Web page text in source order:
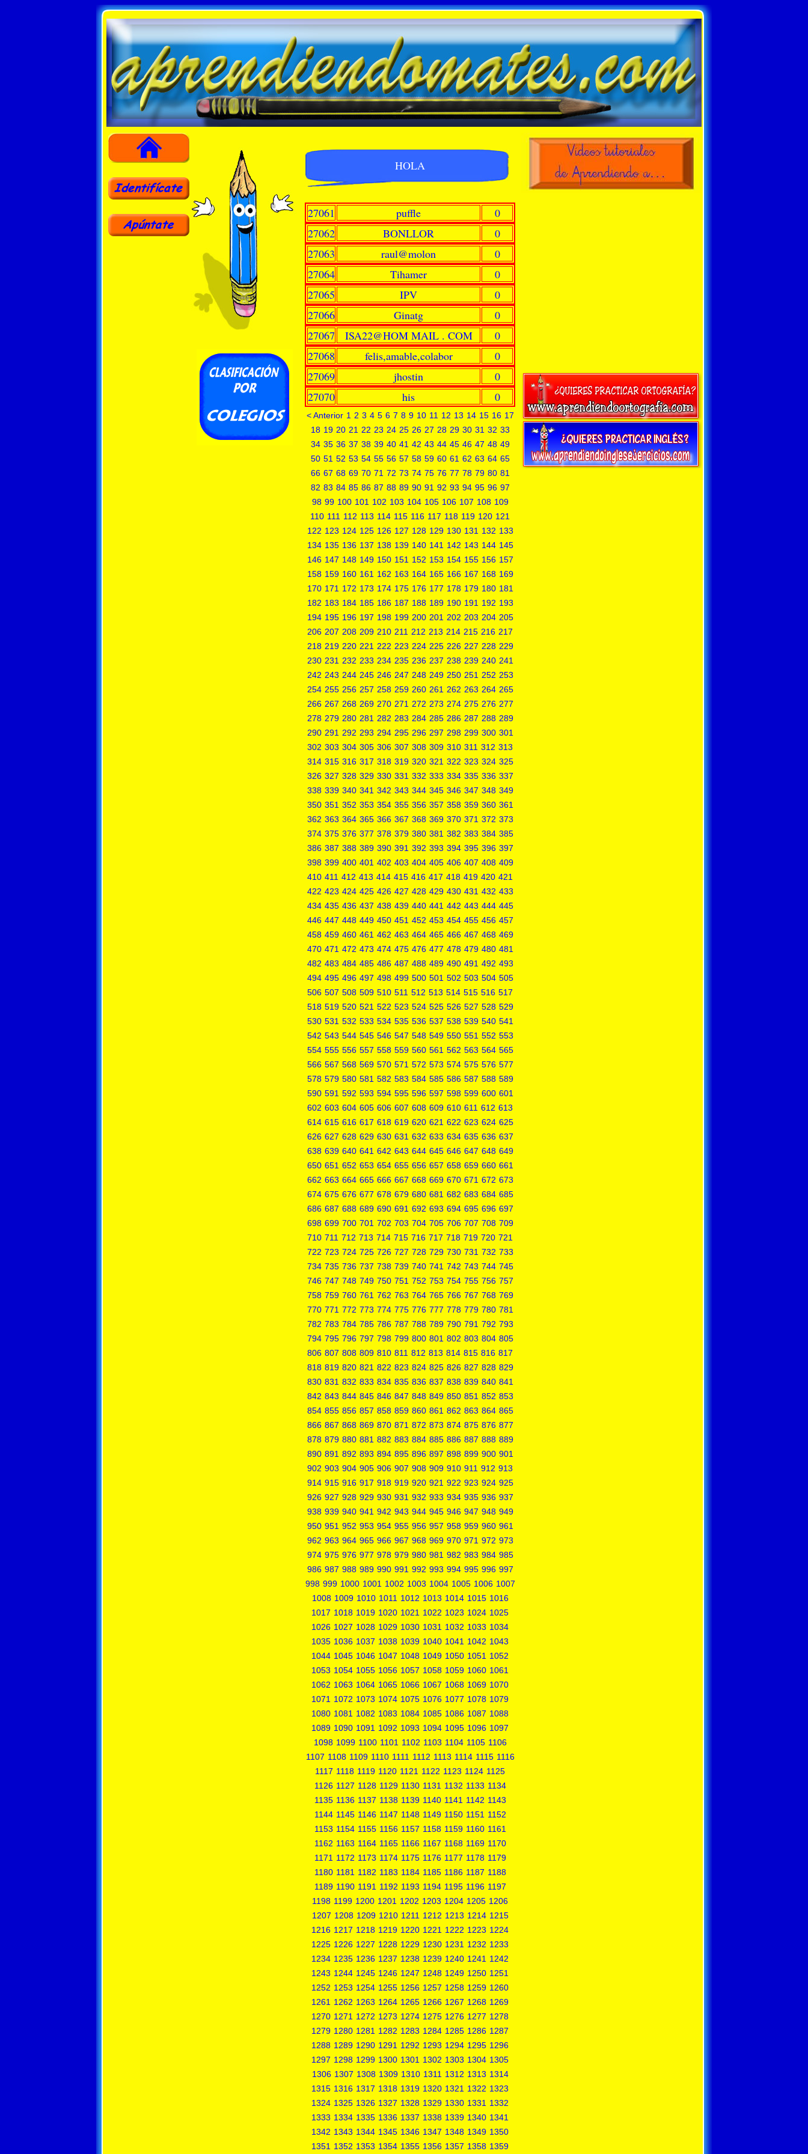
HOLA
27061 puffle
0
27062
BONLLOR
0
27063
raul@molon
0
27064
Tihamer
0
27065
IPV
0
27066
Ginatg
0
27067
ISA22@HOM MAIL . COM
0
27068
felis,amable,colabor
0
27069
jhostin
0
27070
his 0
< Anterior 1 2 3 4 5 6 7 8 9 10 11 12 13 14 15 16 17
18 19 20 21 22 23 24 25 26 27 28 29 30 31 32 33
34 35 36 37 38 39 40 41 42 43 44 45 46 47 48 49
50 51 52 53 54 55 56 57 58 59 60 61 62 63 64 65
66 67 68 69 70 71 72 73 74 75 76 77 78 79 80 81
82 83 84 85 86 87 88 89 90 91 92 93 94 95 96 97
98 99 100 101 102 103 104 105 106 107 108 109
110 111 112 113 114 115 116 117 118 119 120 121
122 123 124 125 126 127 128 129 130 131 132 133
134 135 136 137 138 139 140 141 142 143 144 145
146 147 148 149 150 151 152 153 154 155 156 157
158 159 160 161 162 163 164 165 166 167 168 169
170 171 172 173 174 175 176 177 178 179 180 181
182 183 184 185 186 187 188 189 190 191 192 193
194 195 196 197 198 199 200 201 202 203 204 205
206 207 208 209 210 211 212 213 214 215 216 217
218 219 220 221 222 223 224 225 226 227 228 229
230 231 232 233 234 235 236 237 238 239 240 241
242 243 244 245 246 247 248 249 250 251 252 253
254 255 256 257 258 259 260 261 262 263 264 265
266 267 268 269 270 271 272 273 274 275 276 277
278 279 280 281 282 283 284 285 286 287 288 289
290 291 292 293 294 295 296 297 298 299 300 301
302 303 304 305 306 307 308 309 310 311 312 313
314 315 316 317 318 319 320 321 322 323 324 325
326 327 328 329 330 331 332 333 334 335 336 337
338 339 340 341 342 343 344 345 346 347 348 349
350 351 352 353 354 355 356 357 358 359 360 361
362 363 364 365 366 367 368 369 370 371 372 373
374 375 376 377 378 379 380 381 382 383 384 385
386 387 388 389 390 391 392 393 394 395 396 397
398 399 400 401 402 403 404 405 406 407 408 409
410 411 412 413 414 415 416 417 418 419 420 421
422 423 424 425 426 427 428 429 430 431 432 433
434 435 436 437 438 439 440 441 442 443 444 445
446 447 448 449 450 451 452 453 454 455 456 457
458 459 460 461 462 463 464 465 466 467 468 469
470 471 472 473 474 475 476 477 478 479 480 481
482 483 484 485 486 487 488 489 490 491 492 493
494 495 496 497 498 499 500 501 502 503 504 505
506 507 508 509 510 511 512 513 514 515 516 517
518 519 520 521 522 523 524 525 526 527 528 529
530 531 532 533 534 535 536 537 538 539 540 541
542 543 544 545 546 547 548 549 550 551 552 553
554 555 556 557 558 559 560 561 562 563 564 565
566 567 568 569 570 571 572 573 574 575 576 577
578 579 580 581 582 583 584 585 586 587 588 589
590 591 592 593 594 595 596 597 598 599 600 601
602 603 604 605 606 607 608 609 610 611 612 613
614 615 616 617 618 619 620 621 622 623 624 625
626 627 628 629 630 631 632 633 634 635 636 637
638 639 640 641 642 643 644 645 646 647 648 649
650 651 652 653 654 655 656 657 658 659 660 661
662 663 664 665 666 667 668 669 670 671 672 673
674 675 676 677 678 679 680 681 682 683 684 685
686 687 688 689 690 691 692 693 694 695 696 697
698 699 700 701 702 703 704 705 706 707 708 709
710 711 712 713 714 715 716 717 718 719 720 721
722 723 724 725 726 727 728 729 730 731 732 733
734 735 736 737 738 739 740 741 742 743 744 745
746 747 748 749 750 751 752 753 754 755 756 757
758 759 760 761 762 763 764 765 766 767 768 769
770 771 772 773 774 775 776 777 778 779 780 781
782 783 784 785 786 787 788 789 790 791 792 793
794 795 796 797 798 799 800 801 802 803 804 805
806 807 808 809 810 811 812 813 814 815 816 817
818 819 820 821 822 823 824 825 826 827 828 829
830 831 832 833 834 835 836 837 838 839 840 841
842 843 844 845 846 847 848 849 850 851 852 853
854 855 856 857 858 859 860 861 862 863 864 865
866 867 868 869 870 871 872 873 874 875 876 877
878 879 880 881 882 883 884 885 886 887 888 889
890 891 892 893 894 895 896 897 898 899 900 901
902 903 904 905 906 907 908 909 910 911 912 913
914 915 916 917 918 919 920 921 922 923 924 925
926 927 928 929 930 931 932 933 934 935 936 937
938 939 940 941 942 943 944 945 946 947 948 949
950 951 952 953 954 955 956 957 958 959 960 961
962 963 964 965 966 967 968 969 970 971 972 973
974 975 976 977 978 979 980 981 982 983 984 985
986 987 988 989 990 991 992 993 994 995 996 997
998 999 1000 1001 1002 1003 1004 1005 1006 1007
1008 1009 1010 1011 1012 1013 1014 1015 1016
1017 1018 1019 1020 1021 1022 1023 1024 1025
1026 1027 1028 1029 1030 1031 1032 1033 1034
1035 1036 1037 1038 1039 1040 1041 1042 1043
1044 1045 1046 1047 1048 1049 1050 1051 1052
1053 1054 1055 1056 1057 1058 1059 1060 1061
1062 1063 1064 1065 1066 1067 1068 1069 1070
1071 1072 1073 1074 1075 1076 1077 1078 1079
1080 1081 1082 1083 1084 1085 1086 1087 1088
1089 1090 1091 1092 1093 1094 1095 1096 1097
1098 1099 1100 1101 1102 1103 1104 1105 1106
1107 1108 1109 1110 1111 1112 1113 1114 1115 1116
1117 1118 1119 1120 1121 1122 1123 1124 1125
1126 1127 1128 1129 1130 1131 1132 1133 1134
1135 1136 1137 1138 1139 1140 1141 1142 1143
1144 1145 1146 1147 1148 1149 1150 1151 1152
1153 1154 1155 1156 1157 1158 1159 1160 1161
1162 1163 1164 1165 1166 1167 1168 1169 1170
1171 1172 1173 1174 1175 1176 1177 1178 1179
1180 1181 1182 1183 1184 1185 1186 1187 1188
1189 1190 1191 1192 1193 1194 1195 1196 1197
1198 1199 1200 1201 1202 1203 1204 1205 1206
1207 1208 1209 1210 1211 1212 1213 1214 1215
1216 1217 1218 1219 1220 1221 1222 1223 1224
1225 1226 1227 1228 1229 1230 1231 1232 1233
1234 1235 1236 1237 1238 1239 1240 1241 1242
1243 1244 1245 1246 1247 1248 1249 1250 1251
1252 1253 1254 1255 1256 1257 1258 1259 1260
1261 1262 1263 1264 1265 1266 1267 1268 1269
1270 1271 1272 1273 1274 1275 1276 1277 1278
1279 1280 1281 1282 1283 1284 1285 1286 1287
1288 1289 1290 1291 1292 1293 1294 1295 1296
1297 1298 1299 1300 1301 1302 1303 1304 1305
1306 1307 1308 1309 1310 1311 1312 1313 1314
1315 1316 1317 1318 1319 1320 1321 1322 1323
1324 1325 1326 1327 1328 1329 1330 1331 1332
1333 1334 1335 1336 1337 1338 1339 1340 1341
1342 1343 1344 1345 1346 1347 1348 1349 1350
1351 1352 1353 1354 1355 1356 1357 1358 1359